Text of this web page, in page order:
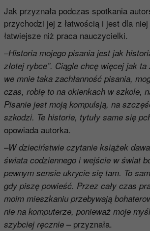
Jak przyznała podczas spotkania
przychodzi jej z łatwością i jest dla
łatwiejsze niż praca nauczycielki.
–Historia mojego pisania jest jak
złotej rybce”. Ciągle chcę więcej jak
we mnie taka zachłanność pisania,
czas, robię to na okienkach w szkole,
Pisanie jest moją kompulsją, na
szkodzi. Te historie, tytuły same się
opowiada autorka.
–W dzieciństwie czytanie książek
świata codziennego i wejście w świat
pewnym sensie ukrycie się tam. To
gdy piszę powieść. Przez cały czas
moim mieszkaniu przebywają
nie na komputerze, ponieważ moje
szybciej ręcznie– przyznała.